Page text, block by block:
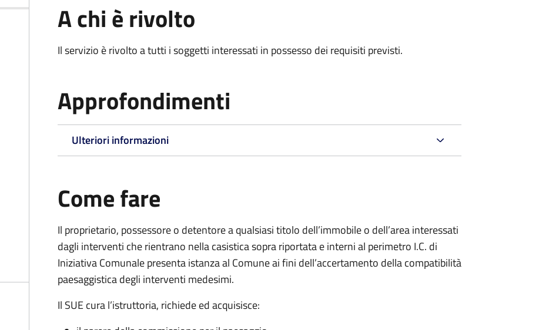
A chi è rivolto
Il servizio è rivolto a tutti i soggetti interessati in possesso dei requisiti previsti.
Approfondimenti
Ulteriori informazioni
Come fare
Il proprietario, possessore o detentore a qualsiasi titolo dell’immobile o dell’area interessati
dagli interventi che rientrano nella casistica sopra riportata e interni al perimetro I.C. di
Iniziativa Comunale presenta istanza al Comune ai fini dell’accertamento della compatibilità
paesaggistica degli interventi medesimi.
Il SUE cura l’istruttoria, richiede ed acquisisce: